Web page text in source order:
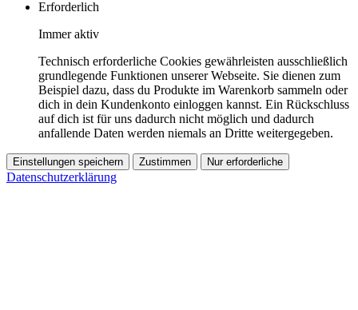
Erforderlich
Immer aktiv
Technisch erforderliche Cookies gewährleisten ausschließlich
grundlegende Funktionen unserer Webseite. Sie dienen zum
Beispiel dazu, dass du Produkte im Warenkorb sammeln oder
dich in dein Kundenkonto einloggen kannst. Ein Rückschluss
auf dich ist für uns dadurch nicht möglich und dadurch
anfallende Daten werden niemals an Dritte weitergegeben.
Einstellungen speichern Zustimmen Nur erforderliche
Datenschutzerklärung